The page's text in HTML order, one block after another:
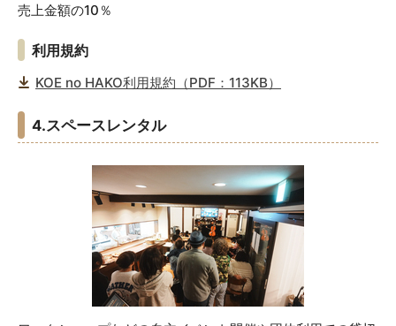
売上金額の10％
利用規約
KOE no HAKO利用規約（PDF：113KB）
4.スペースレンタル